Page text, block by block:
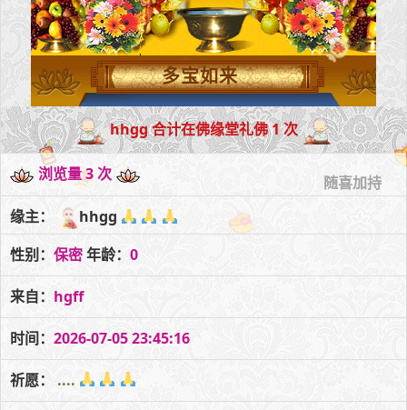
多宝如来
hhgg 合计在佛缘堂礼佛 1 次
浏览量 3 次 随喜加持
缘主：
hhgg
性别： 保密年龄： 0
来自： hgff
时间： 2026-07-05 23:45:16
祈愿： ....